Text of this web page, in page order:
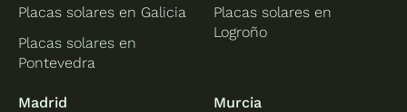
Placas solares en Galicia
Placas solares en
Pontevedra
Placas solares en
Logroño
Madrid
Murcia